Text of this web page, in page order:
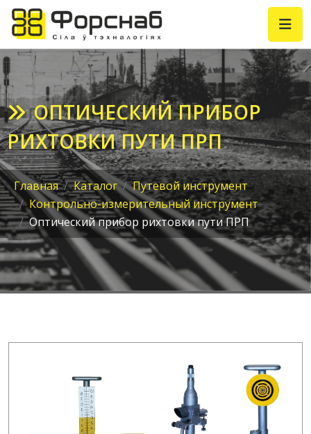
ОПТИЧЕСКИЙ ПРИБОР
РИХТОВКИ ПУТИ ПРП
Главная Каталог
Путевой инструмент
Контрольно-измерительный инструмент
Оптический прибор рихтовки пути ПРП